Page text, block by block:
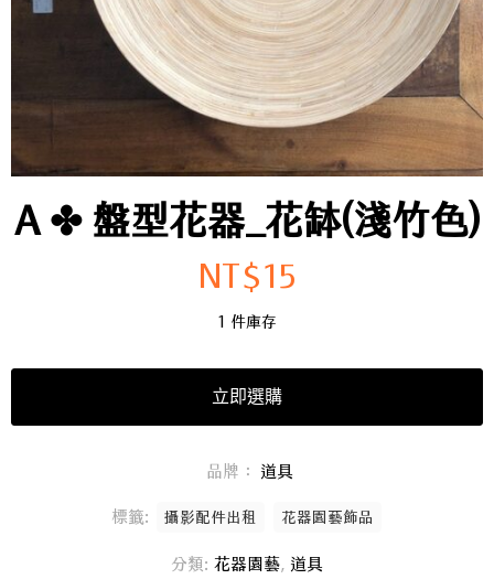
A ✤ 盤型花器_花缽(淺竹色)
NT$15
1 件庫存
立即選購
分類: 花器園藝, 道具
標籤: 攝影配件出租 花器園藝飾品
品牌： 道具